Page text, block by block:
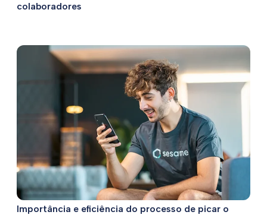
colaboradores
Importância e eficiência do processo de picar o